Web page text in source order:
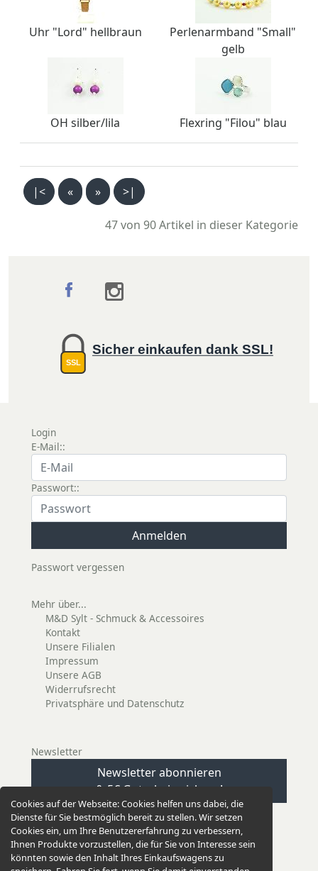
Cookies auf der Webseite:Cookies helfen uns dabei, die
Dienste für Sie bestmöglich bereit zu stellen. Wir setzen
Cookies ein, um Ihre Benutzererfahrung zu verbessern,
Ihnen Produkte vorzustellen, die für Sie von Interesse sein
könnten sowie den Inhalt Ihres Einkaufswagens zu
Uhr "Lord" hellbraun
Perlenarmband "Small"
gelb
OH silber/lila Flexring "Filou" blau
|< « » >|
47 von 90Artikel in dieser Kategorie
SSL
Sicher einkaufen dank SSL!
Login
E-Mail::
Passwort::
Passwort vergessen
Mehr über...
M&D Sylt - Schmuck & Accessoires
Kontakt
Unsere Filialen
Impressum
Unsere AGB
Widerrufsrecht
Privatsphäre und Datenschutz
Newsletter
Newsletter abonnieren
& 5€ Gutschein sichern!
EINKAUFEN GANZ EINFACH